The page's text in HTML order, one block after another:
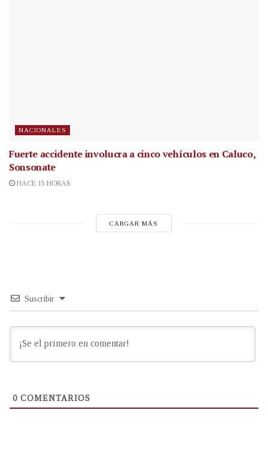
NACIONALES
Fuerte accidente involucra a cinco vehículos en Caluco,
Sonsonate
HACE 15 HORAS
CARGAR MÁS
Suscribir
0 COMENTARIOS